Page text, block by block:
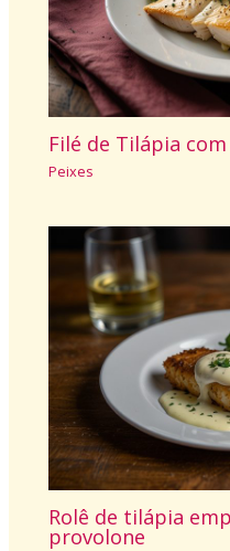
Filé de Tilápia
Peixes
Rolê de tilápia
provolone